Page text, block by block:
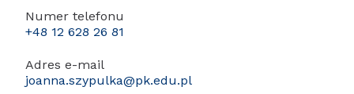
Numer telefonu
+48 12 628 26 81
Adres e-mail
joanna.szypulka@pk.edu.pl